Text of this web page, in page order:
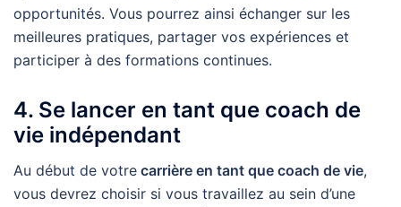
opportunités. Vous pourrez ainsi échanger sur les
meilleures pratiques, partager vos expériences et
participer à des formations continues.
4. Se lancer en tant que coach de
vie indépendant
Au début de votre carrière en tant que coach de vie,
vous devrez choisir si vous travaillez au sein d’une